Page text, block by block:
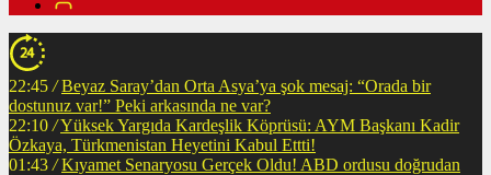
22:45 / Beyaz Saray’dan Orta Asya’ya şok mesaj: “Orada bir
dostunuz var!” Peki arkasında ne var?
22:10 /Yüksek Yargıda Kardeşlik Köprüsü: AYM Başkanı Kadir
Özkaya, Türkmenistan Heyetini Kabul Ettti!
01:43 / Kıyamet Senaryosu Gerçek Oldu! ABD ordusu doğrudan